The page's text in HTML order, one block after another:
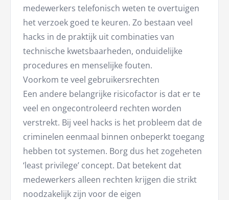
medewerkers telefonisch weten te overtuigen
het verzoek goed te keuren. Zo bestaan veel
hacks in de praktijk uit combinaties van
technische kwetsbaarheden, onduidelijke
procedures en menselijke fouten.
Voorkom te veel gebruikersrechten
Een andere belangrijke risicofactor is dat er te
veel en ongecontroleerd rechten worden
verstrekt. Bij veel hacks is het probleem dat de
criminelen eenmaal binnen onbeperkt toegang
hebben tot systemen. Borg dus het zogeheten
‘least privilege’ concept. Dat betekent dat
medewerkers alleen rechten krijgen die strikt
noodzakelijk zijn voor de eigen